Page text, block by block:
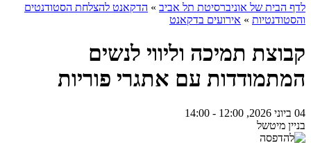
לדף הבית של אוניברסיטת תל אביב » הדקאנט להצלחת הסטודנטים
והסטודנטיות » אירועים בדקאנט
קבוצת תמיכה וליווי לנשים
המתמודדות עם אתגרי פוריות
04 ביוני 2026, 12:00 - 14:00
בניין מיטשל